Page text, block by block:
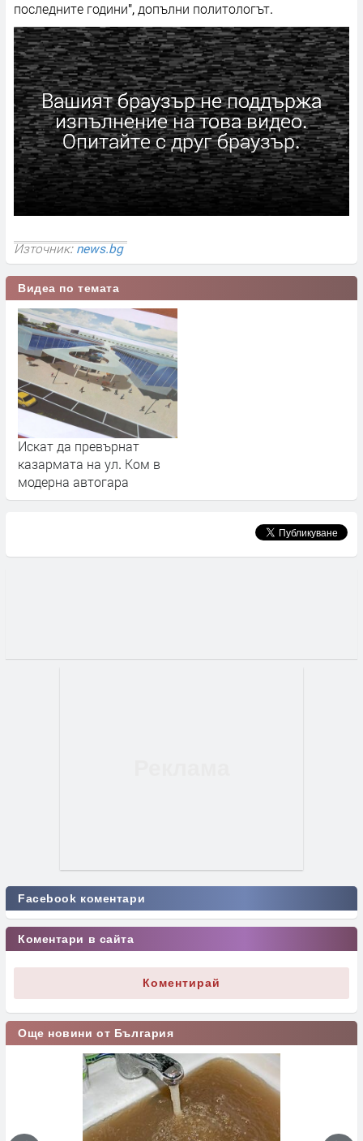
последните години", допълни политологът.
Вашият браузър не поддържа
изпълнение на това видео.
Опитайте с друг браузър.
Източник: news.bg
Видеа по темата
Искат да превърнат
казармата на ул. Ком в
модерна автогара
Facebook коментари
Коментари в сайта
Коментирай
Още новини от България